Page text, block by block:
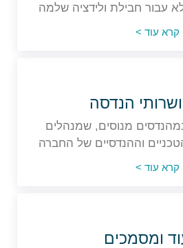
עבור חבילת ולידציה שלמה
קרא עוד >
ושרותי הנדסה
במהנדסים מנוסים, שמנהלים
וההנדסיים של החברה
קרא עוד >
ומסמכים